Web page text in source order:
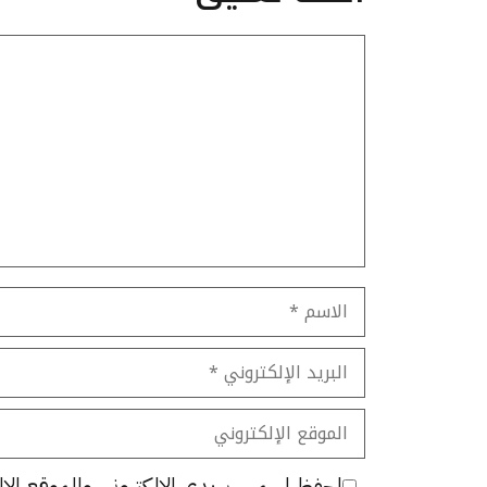
الاسم
البريد
الإلكتروني
الموقع
الإلكتروني